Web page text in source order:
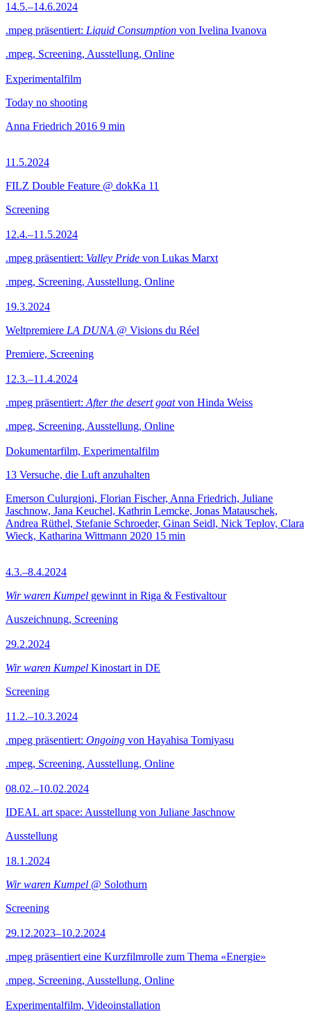
14.5.–14.6.2024
.mpeg präsentiert: Liquid Consumption von Ivelina Ivanova
.mpeg, Screening, Ausstellung, Online
Experimentalfilm
Today no shooting
Anna Friedrich 2016 9 min
11.5.2024
FILZ Double Feature @ dokKa 11
Screening
12.4.–11.5.2024
.mpeg präsentiert: Valley Pride von Lukas Marxt
.mpeg, Screening, Ausstellung, Online
19.3.2024
Weltpremiere LA DUNA @ Visions du Réel
Premiere, Screening
12.3.–11.4.2024
.mpeg präsentiert: After the desert goatvon Hinda Weiss
.mpeg, Screening, Ausstellung, Online
Dokumentarfilm, Experimentalfilm
13 Versuche, die Luft anzuhalten
Emerson Culurgioni, Florian Fischer, Anna Friedrich, Juliane
Jaschnow, Jana Keuchel, Kathrin Lemcke, Jonas Matauschek,
Andrea Rüthel, Stefanie Schroeder, Ginan Seidl, Nick Teplov, Clara
Wieck, Katharina Wittmann 2020 15 min
4.3.–8.4.2024
Wir waren Kumpel gewinnt in Riga & Festivaltour
Auszeichnung, Screening
29.2.2024
Wir waren Kumpel Kinostart in DE
Screening
11.2.–10.3.2024
.mpeg präsentiert: Ongoing von Hayahisa Tomiyasu
.mpeg, Screening, Ausstellung, Online
08.02.–10.02.2024
IDEAL art space: Ausstellung von Juliane Jaschnow
Ausstellung
18.1.2024
Wir waren Kumpel @ Solothurn
Screening
29.12.2023–10.2.2024
.mpeg präsentiert eine Kurzfilmrolle zum Thema «Energie»
.mpeg, Screening, Ausstellung, Online
Experimentalfilm, Videoinstallation